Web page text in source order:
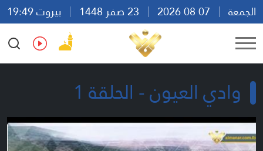
الجمعة
بيروت 19:49
Ar
En Fr Es
وادي العيون - الحلقة 1